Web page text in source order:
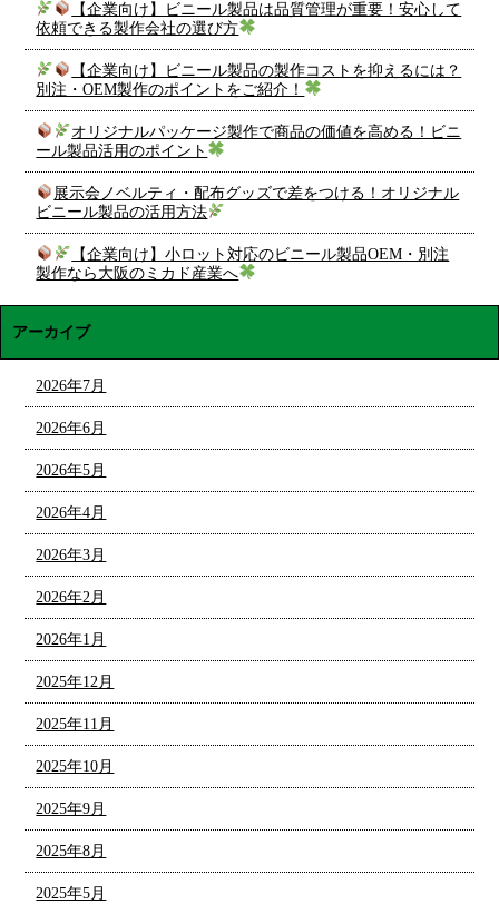
【企業向け】ビニール製品は品質管理が重要！安心して
依頼できる製作会社の選び方
【企業向け】ビニール製品の製作コストを抑えるには？
別注・OEM製作のポイントをご紹介！
オリジナルパッケージ製作で商品の価値を高める！ビニ
ール製品活用のポイント
展示会ノベルティ・配布グッズで差をつける！オリジナル
ビニール製品の活用方法
【企業向け】小ロット対応のビニール製品OEM・別注
製作なら大阪のミカド産業へ
アーカイブ
2026年7月
2026年6月
2026年5月
2026年4月
2026年3月
2026年2月
2026年1月
2025年12月
2025年11月
2025年10月
2025年9月
2025年8月
2025年5月